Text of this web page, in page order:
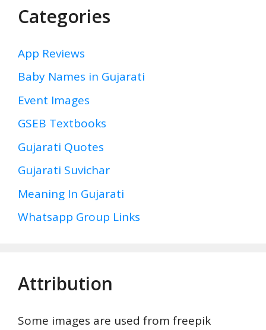
Categories
App Reviews
Baby Names in Gujarati
Event Images
GSEB Textbooks
Gujarati Quotes
Gujarati Suvichar
Meaning In Gujarati
Whatsapp Group Links
Attribution
Some images are used from freepik